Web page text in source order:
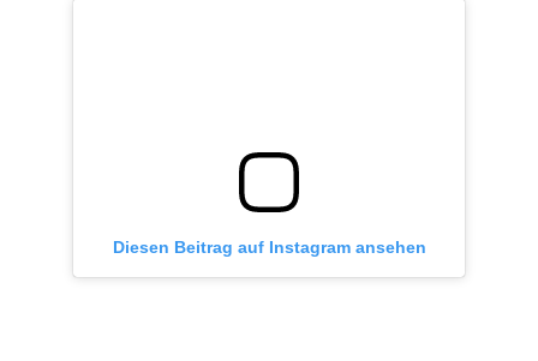
Diesen Beitrag auf Instagram ansehen